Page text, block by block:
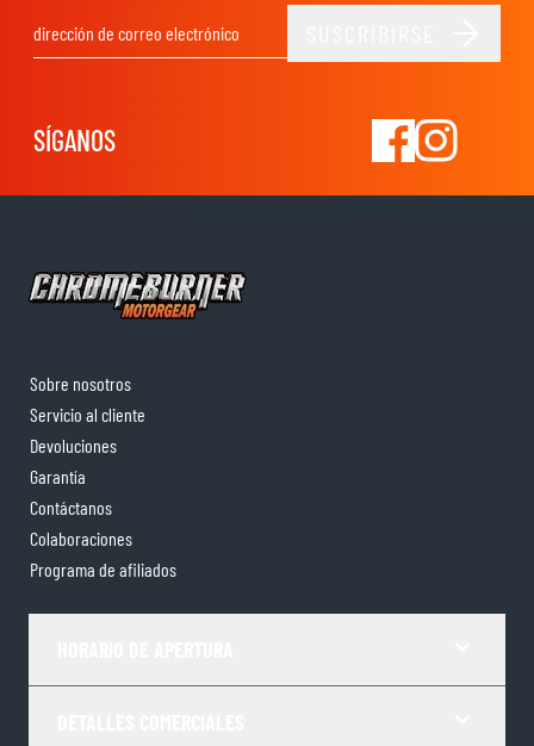
SÍGANOS
Sobre nosotros
Servicio al cliente
Devoluciones
Garantía
Contáctanos
Colaboraciones
Programa de afiliados